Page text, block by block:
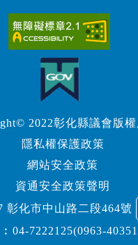
2022彰化縣議會版
隱私權保護政策
網站安全政策
資通安全政策聲明
彰化市中山路二段464號
04-7222125(0963-